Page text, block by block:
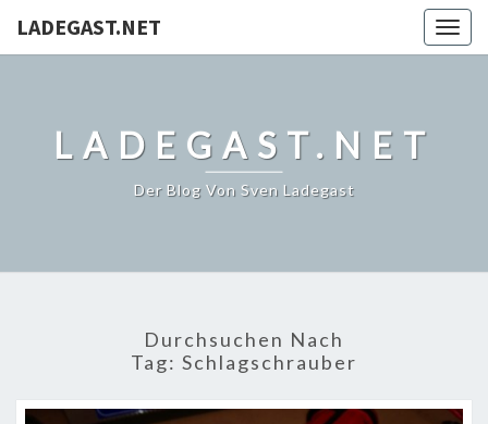
LADEGAST.NET
LADEGAST.NET
Der Blog Von Sven Ladegast
Durchsuchen Nach
Tag: Schlagschrauber